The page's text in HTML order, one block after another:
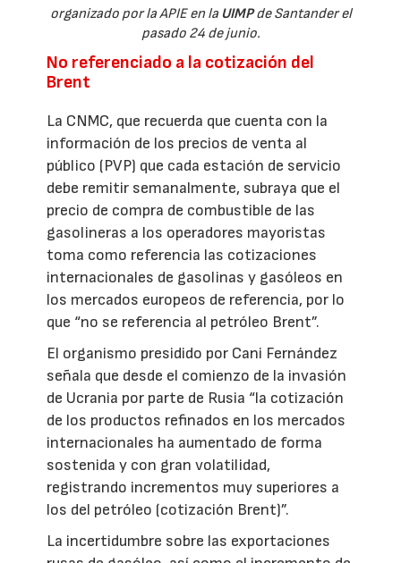
organizado por la APIE en la UIMPde Santander el
pasado 24 de junio.
No referenciado a la cotización del
Brent
La CNMC, que recuerda que cuenta con la
información de los precios de venta al
público (PVP) que cada estación de servicio
debe remitir semanalmente, subraya que el
precio de compra de combustible de las
gasolineras a los operadores mayoristas
toma como referencia las cotizaciones
internacionales de gasolinas y gasóleos en
los mercados europeos de referencia, por lo
que “no se referencia al petróleo Brent”.
El organismo presidido por Cani Fernández
señala que desde el comienzo de la invasión
de Ucrania por parte de Rusia “la cotización
de los productos refinados en los mercados
internacionales ha aumentado de forma
sostenida y con gran volatilidad,
registrando incrementos muy superiores a
los del petróleo (cotización Brent)”.
La incertidumbre sobre las exportaciones